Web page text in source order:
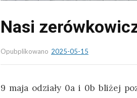
Nasi
Opubplikowano 2025-05-15
9 maja odziały 0a i 0b bliżej